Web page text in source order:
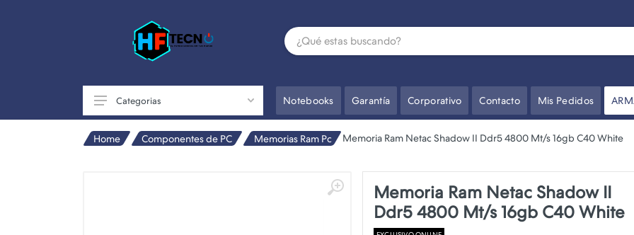
Categorias Notebooks Garantía Corporativo Contacto Mis Pedidos
Home Componentes de PC Memorias Ram Pc Memoria Ram Netac Shadow II Ddr5 4800 Mt/s 16gb C40 White
Memoria Ram Netac Shadow II
Ddr5 4800 Mt/s 16gb C40 White